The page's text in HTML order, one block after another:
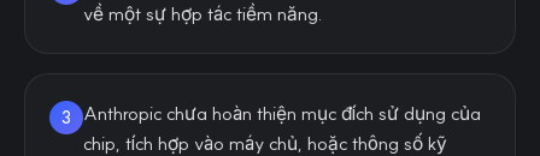
về một sự hợp tác tiềm năng.
3
Anthropic chưa hoàn thiện mục đích sử dụng của
chip, tích hợp vào máy chủ, hoặc thông số kỹ